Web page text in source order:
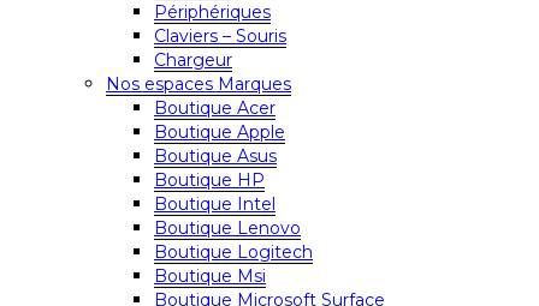
Périphériques
Claviers – Souris
Chargeur
Nos espaces Marques
Boutique Acer
Boutique Apple
Boutique Asus
Boutique HP
Boutique Intel
Boutique Lenovo
Boutique Logitech
Boutique Msi
Boutique Microsoft Surface